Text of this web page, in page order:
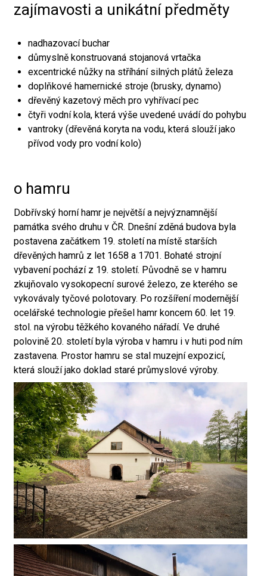
zajímavosti a unikátní předměty
nadhazovací buchar
důmyslně konstruovaná stojanová vrtačka
excentrické nůžky na stříhání silných plátů železa
doplňkové hamernické stroje (brusky, dynamo)
dřevěný kazetový měch pro vyhřívací pec
čtyři vodní kola, která výše uvedené uvádí do pohybu
vantroky (dřevěná koryta na vodu, která slouží jako
přívod vody pro vodní kolo)
o hamru
Dobřívský horní hamr je největší a nejvýznamnější
památka svého druhu v ČR. Dnešní zděná budova byla
postavena začátkem 19. století na místě starších
dřevěných hamrů z let 1658 a 1701. Bohaté strojní
vybavení pochází z 19. století. Původně se v hamru
zkujňovalo vysokopecní surové železo, ze kterého se
vykovávaly tyčové polotovary. Po rozšíření modernější
ocelářské technologie přešel hamr koncem 60. let 19.
stol. na výrobu těžkého kovaného nářadí. Ve druhé
polovině 20. století byla výroba v hamru i v huti pod ním
zastavena. Prostor hamru se stal muzejní expozicí,
která slouží jako doklad staré průmyslové výroby.